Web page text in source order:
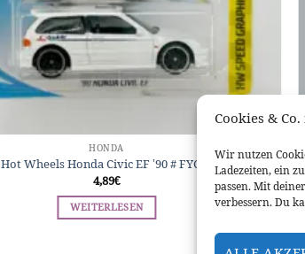
Cookies &
Wir nutzen
Ladezeiten, ein
passen. Mit
verbessern. Du
HONDA
Hot Wheels Honda Civic EF ’90 # FYC51
4,89€
WEITERLESEN